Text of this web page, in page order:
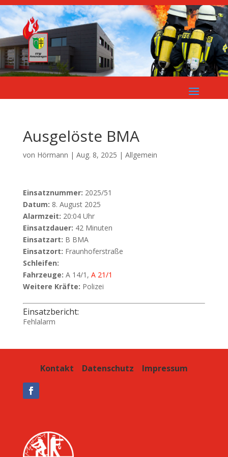
Ausgelöste BMA
von Hörmann | Aug. 8, 2025 | Allgemein
Einsatznummer: 2025/51
Datum: 8. August 2025
Alarmzeit: 20:04 Uhr
Einsatzdauer: 42 Minuten
Einsatzart: B BMA
Einsatzort: Fraunhoferstraße
Schleifen:
Fahrzeuge: A 14/1, A 21/1
Weitere Kräfte: Polizei
Einsatzbericht:
Fehlalarm
Kontakt Datenschutz Impressum